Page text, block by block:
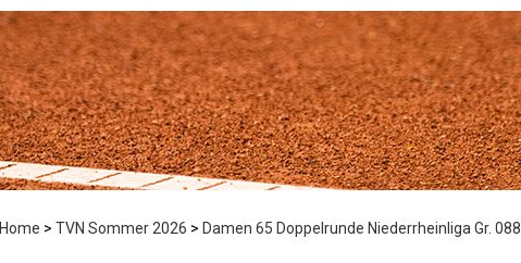
Home > TVN Sommer 2026 > Damen 65 Doppelrunde Niederrheinliga Gr. 088